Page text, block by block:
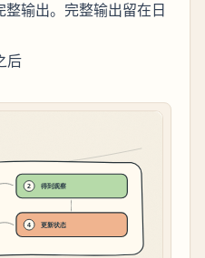
输出。完整输出留在日
后